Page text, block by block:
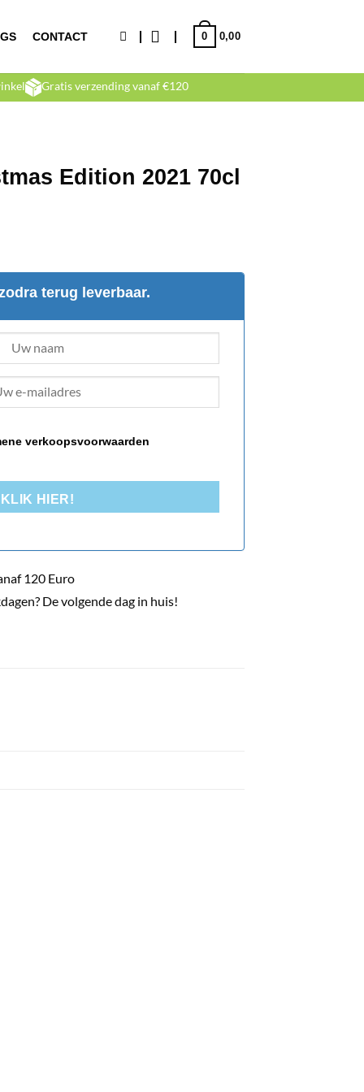
CONTACT 0,00
0
Gratis verzending vanaf €120
Edition 2021 70cl
terug leverbaar.
verkoopsvoorwaarden
KLIK HIER!
120 Euro
De volgende dag in huis!